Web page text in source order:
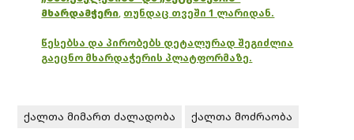
მხარდამჭერი, თუნდაც თვეში 1 ლარიდან.
წესებსა და პირობებს დეტალურად შეგიძლია
გაეცნო მხარდაჭერის პლატფორმაზე.
ქალთა მიმართ ძალადობა ქალთა მოძრაობა